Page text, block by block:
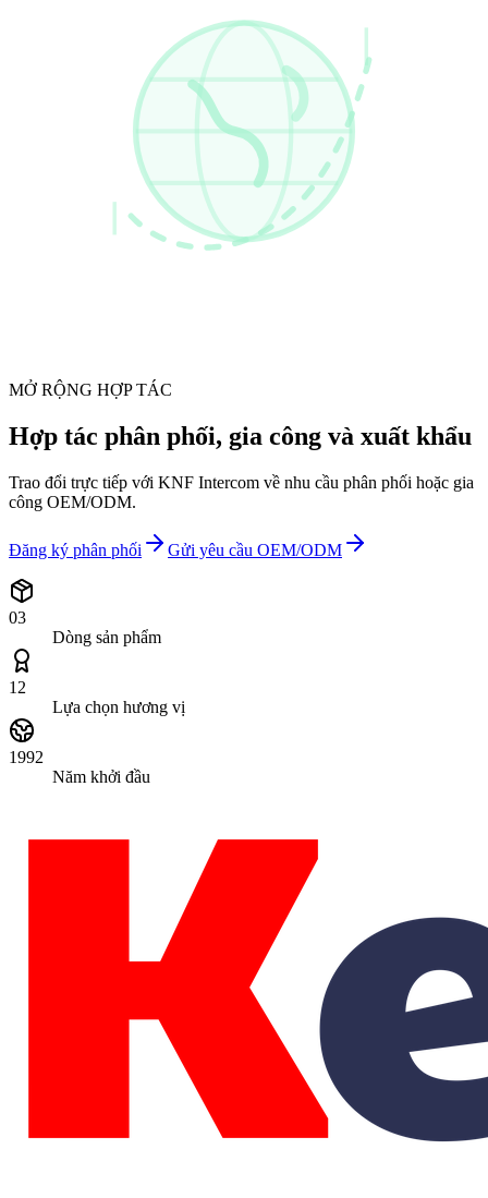
MỞ RỘNG HỢP TÁC
Hợp tác phân phối, gia công và xuất khẩu
Trao đổi trực tiếp với KNF Intercom về nhu cầu phân phối hoặc gia
công OEM/ODM.
Đăng ký phân phối Gửi yêu cầu OEM/ODM
03
Dòng sản phẩm
12
Lựa chọn hương vị
1992
Năm khởi đầu